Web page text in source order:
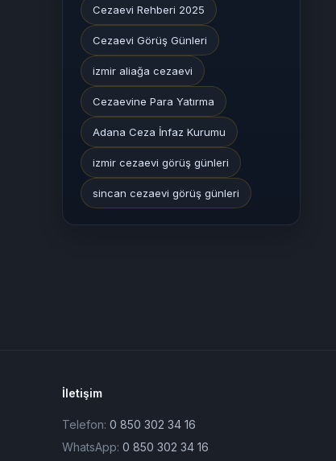
Cezaevi Rehberi 2025
Cezaevi Görüş Günleri
izmir aliağa cezaevi
Cezaevine Para Yatırma
Adana Ceza İnfaz Kurumu
izmir cezaevi görüş günleri
sincan cezaevi görüş günleri
İletişim
Telefon: 0 850 302 34 16
WhatsApp: 0 850 302 34 16